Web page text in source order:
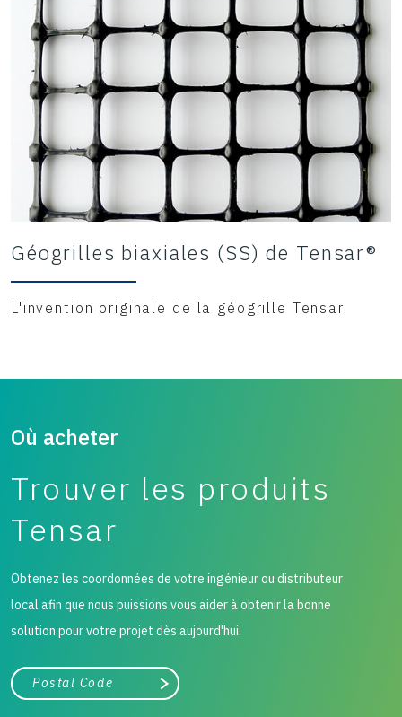
Géogrilles biaxiales (SS) de Tensar®
L'invention originale de la géogrille Tensar
Où acheter
Trouver les produits
Tensar
Obtenez les coordonnées de votre ingénieur ou distributeur
local afin que nous puissions vous aider à obtenir la bonne
solution pour votre projet dès aujourd'hui.
Ville, état ou code postal
Chercher